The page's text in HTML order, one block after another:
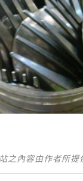
之內容由作者所